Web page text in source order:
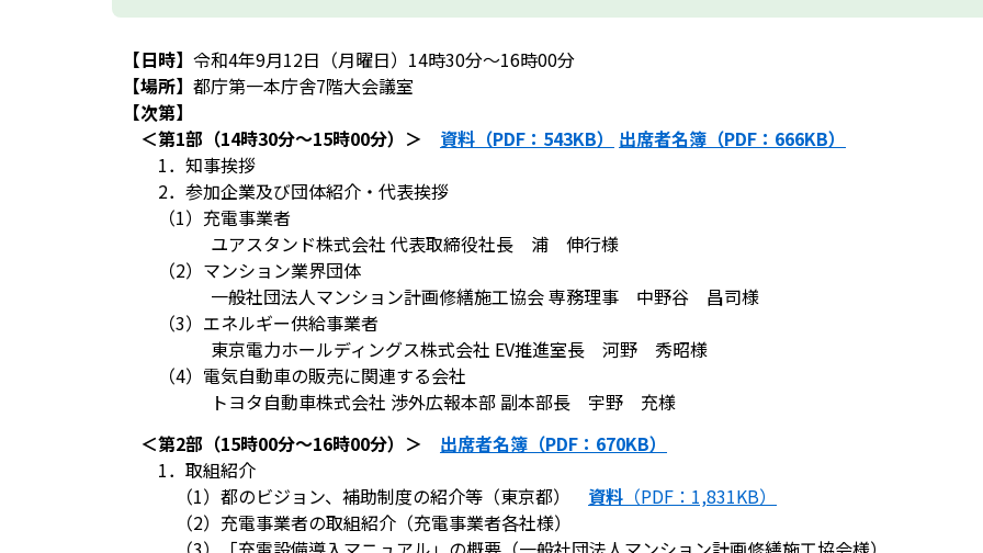
【日時】 令和4年9月12日（月曜日）14時30分～16時00分
【場所】 都庁第一本庁舎7階大会議室
【次第】
＜第1部（14時30分～15時00分）＞ 資料（PDF：543KB）
出席者名簿（PDF：666KB）
1．知事挨拶
2．参加企業及び団体紹介・代表挨拶
（1）充電事業者
ユアスタンド株式会社 代表取締役社長 浦 伸行様
（2）マンション業界団体
一般社団法人マンション計画修繕施工協会 専務理事 中野谷 昌司様
（3）エネルギー供給事業者
東京電力ホールディングス株式会社 EV推進室長 河野 秀昭様
（4）電気自動車の販売に関連する会社
トヨタ自動車株式会社 渉外広報本部 副本部長 宇野 充様
＜第2部（15時00分～16時00分）＞ 出席者名簿（PDF：670KB）
1．取組紹介
（1）都のビジョン、補助制度の紹介等（東京都） 資料 （PDF：1,831KB）
（2）充電事業者の取組紹介（充電事業者各社様）